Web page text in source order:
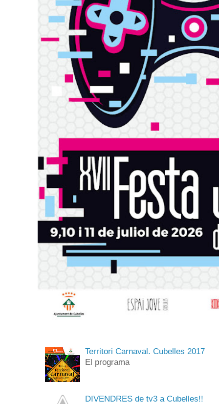
Territori Carnaval. Cubelles 2017
El programa
DIVENDRES de tv3 a Cubelles!!